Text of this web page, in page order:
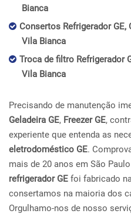
Bianca
Consertos Refrigerador GE,
Vila Bianca
Troca de filtro Refrigerador
Vila Bianca
Precisando de manutenção
Geladeira GE, Freezer GE,
experiente que entenda as
eletrodoméstico GE.
mais de 20 anos em São
refrigerador GE foi fabricado
consertamos na maioria dos
Orgulhamo-nos de nosso